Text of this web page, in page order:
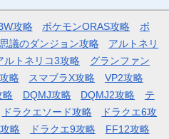
攻略 ポケモンORAS攻略
ポ
議のダンジョン攻略
アルトネリ
ルトネリコ3攻略
グランファン
略 スマブラX攻略
VP2攻略
略
DQMJ攻略 DQMJ2攻略
テ
ドラクエソード攻略
ドラクエ6攻
略 ドラクエ9攻略 FF12攻略